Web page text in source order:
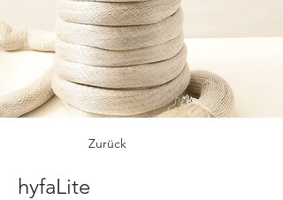
Zurück
hyfaLite